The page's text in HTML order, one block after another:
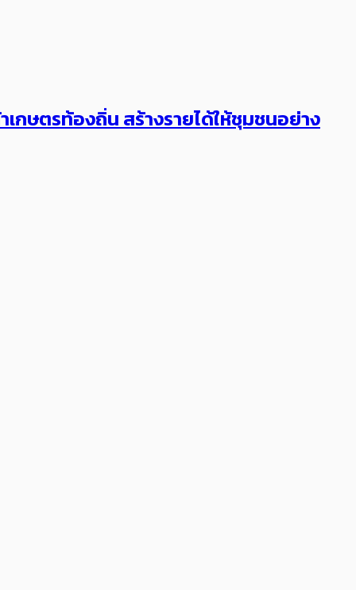
กษตรท้องถิ่น สร้างรายได้ให้ชุมชนอย่าง